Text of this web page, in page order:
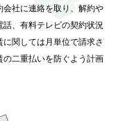
会社に連絡を取り、解約や
話、有料テレビの契約状況
に関しては月単位で請求さ
の二重払いを防ぐよう計画